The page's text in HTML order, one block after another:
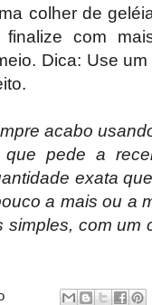
colher de
com
Dica: Use
acabo
pede a
exata
a mais ou a
simples, com um